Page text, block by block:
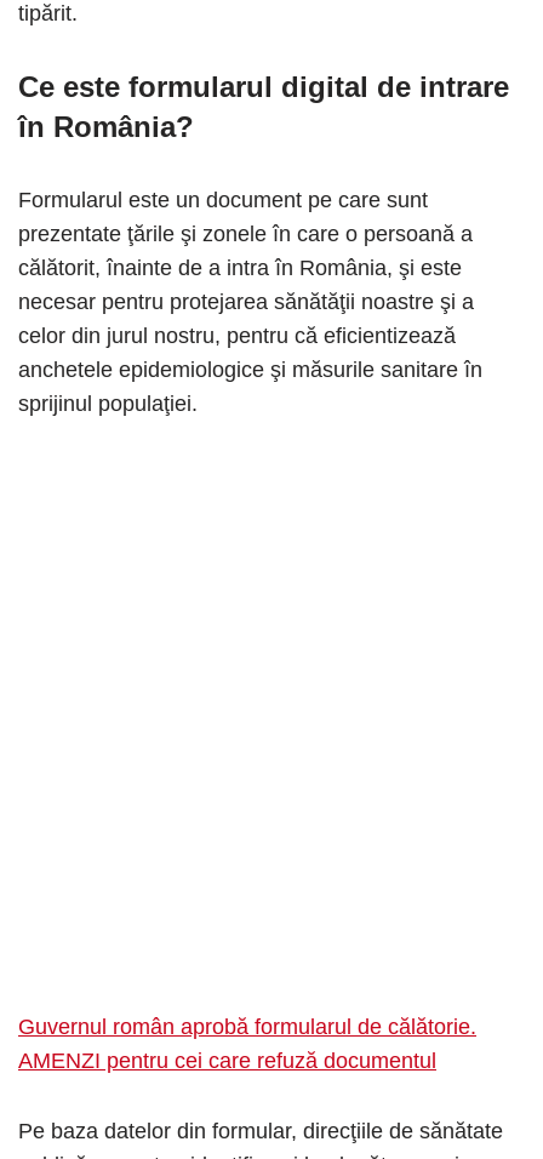
tipărit.
Ce este formularul digital de intrare
în România?
Formularul este un document pe care sunt
prezentate ţările şi zonele în care o persoană a
călătorit, înainte de a intra în România, şi este
necesar pentru protejarea sănătăţii noastre şi a
celor din jurul nostru, pentru că eficientizează
anchetele epidemiologice şi măsurile sanitare în
sprijinul populaţiei.
Guvernul român aprobă formularul de călătorie.
AMENZI pentru cei care refuză documentul
Pe baza datelor din formular, direcţiile de sănătate